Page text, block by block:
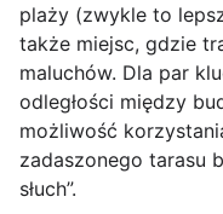
plaży (zwykle to
także miejsc, gdzie
maluchów. Dla par
odległości między
możliwość
zadaszonego tarasu
słuch”.